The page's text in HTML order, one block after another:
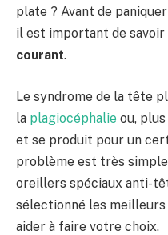
plate ? Avant de
il est important de savoir
courant.
Le syndrome de la tête
la plagiocéphalie ou,
et se produit pour un
problème est très
oreillers spéciaux anti-
sélectionné les
aider à faire votre choix.